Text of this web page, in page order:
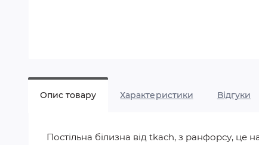
Опис товару Характеристики Відгуки
Постільна білизна від tkach, з ранфорсу,